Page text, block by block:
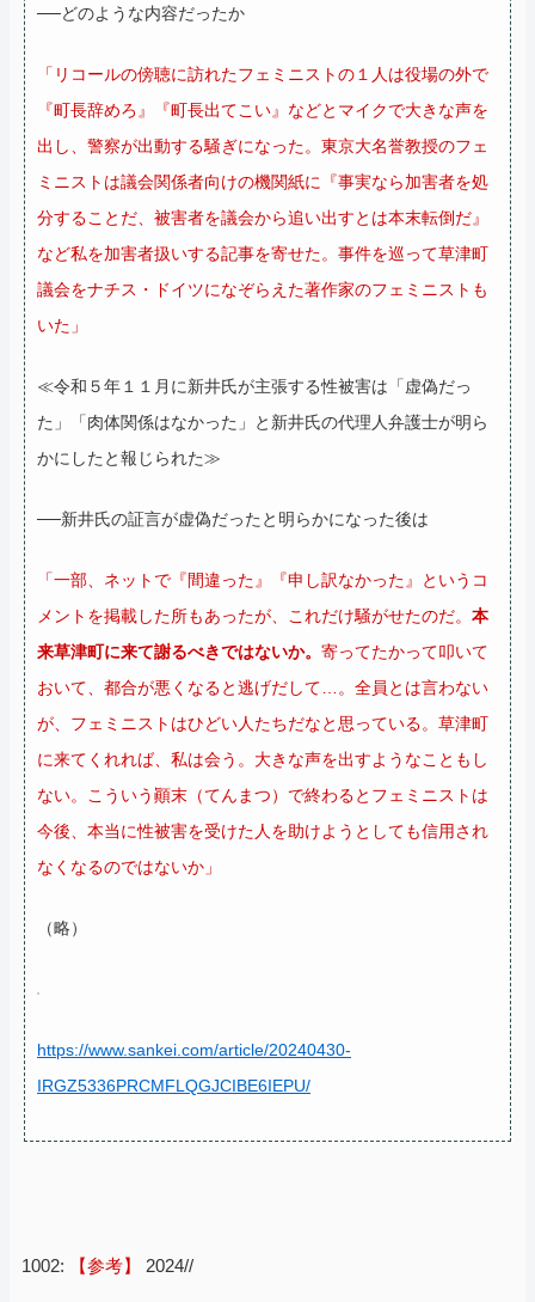
──どのような内容だったか
「リコールの傍聴に訪れたフェミニストの１人は役場の外で
『町長辞めろ』『町長出てこい』などとマイクで大きな声を
出し、警察が出動する騒ぎになった。東京大名誉教授のフェ
ミニストは議会関係者向けの機関紙に『事実なら加害者を処
分することだ、被害者を議会から追い出すとは本末転倒だ』
など私を加害者扱いする記事を寄せた。事件を巡って草津町
議会をナチス・ドイツになぞらえた著作家のフェミニストも
いた」
≪令和５年１１月に新井氏が主張する性被害は「虚偽だっ
た」「肉体関係はなかった」と新井氏の代理人弁護士が明ら
かにしたと報じられた≫
──新井氏の証言が虚偽だったと明らかになった後は
「一部、ネットで『間違った』『申し訳なかった』というコ
メントを掲載した所もあったが、これだけ騒がせたのだ。 本
来草津町に来て謝るべきではないか。 寄ってたかって叩いて
おいて、都合が悪くなると逃げだして…。全員とは言わない
が、フェミニストはひどい人たちだなと思っている。草津町
に来てくれれば、私は会う。大きな声を出すようなこともし
ない。こういう顚末（てんまつ）で終わるとフェミニストは
今後、本当に性被害を受けた人を助けようとしても信用され
なくなるのではないか」
（略）
https://www.sankei.com/article/20240430-
IRGZ5336PRCMFLQGJCIBE6IEPU/
1002: 【参考】 2024//